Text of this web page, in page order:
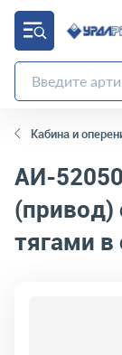
Кабина и
АИ-
(привод)
тягами